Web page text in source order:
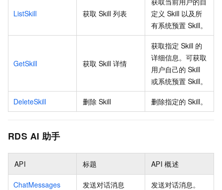
ListSkill 获取 Skill 列表
定义 Skill 以及所
有系统预置 Skill。
GetSkill 获取 Skill 详情
获取指定 Skill 的
详细信息。可获取
用户自己的 Skill
或系统预置 Skill。
DeleteSkill 删除 Skill 删除指定的 Skill。
RDS AI 助手
API 标题 API 概述
ChatMessages 发送对话消息 发送对话消息。